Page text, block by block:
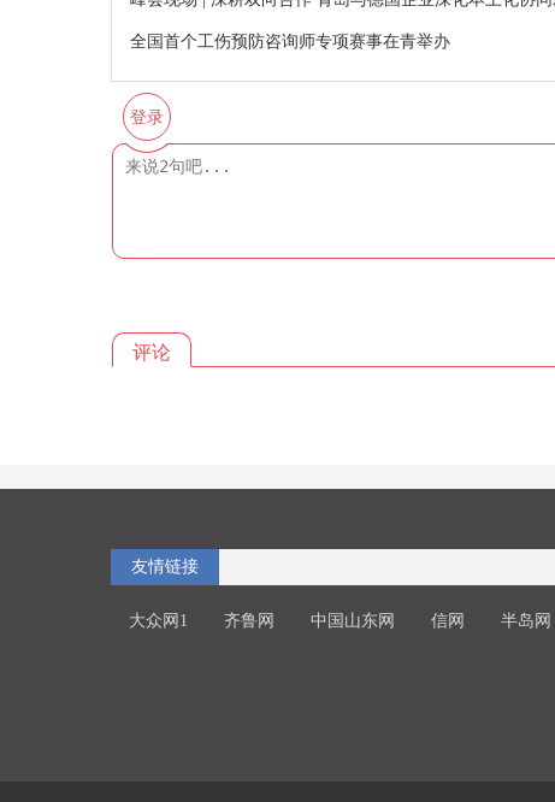
全国首个工伤预防咨询师专项赛事在青举办
登录
评论
友情链接
大众网1 齐鲁网 中国山东网 信网 半岛网